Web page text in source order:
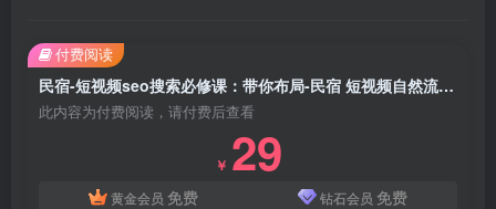
民宿-短视频seo搜索必修课：带你布局-民宿 短视频自然流，付费流
此内容为付费阅读，请付费后查看
￥ 29
黄金会员 免费 钻石会员 免费
付费阅读